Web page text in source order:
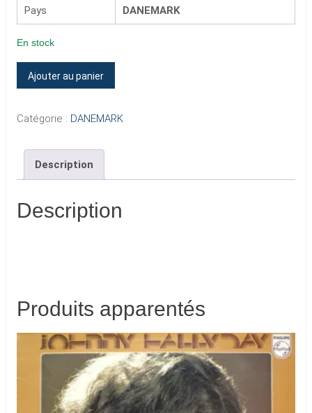
Pays DANEMARK
En stock
quantité
de
Ajouter au panier
Catégorie : DANEMARK
Description
Description
Produits apparentés